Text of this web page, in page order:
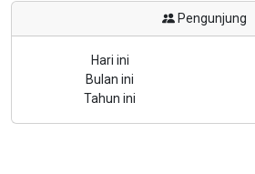
Pengunjung
Hari ini
Bulan ini
Tahun ini